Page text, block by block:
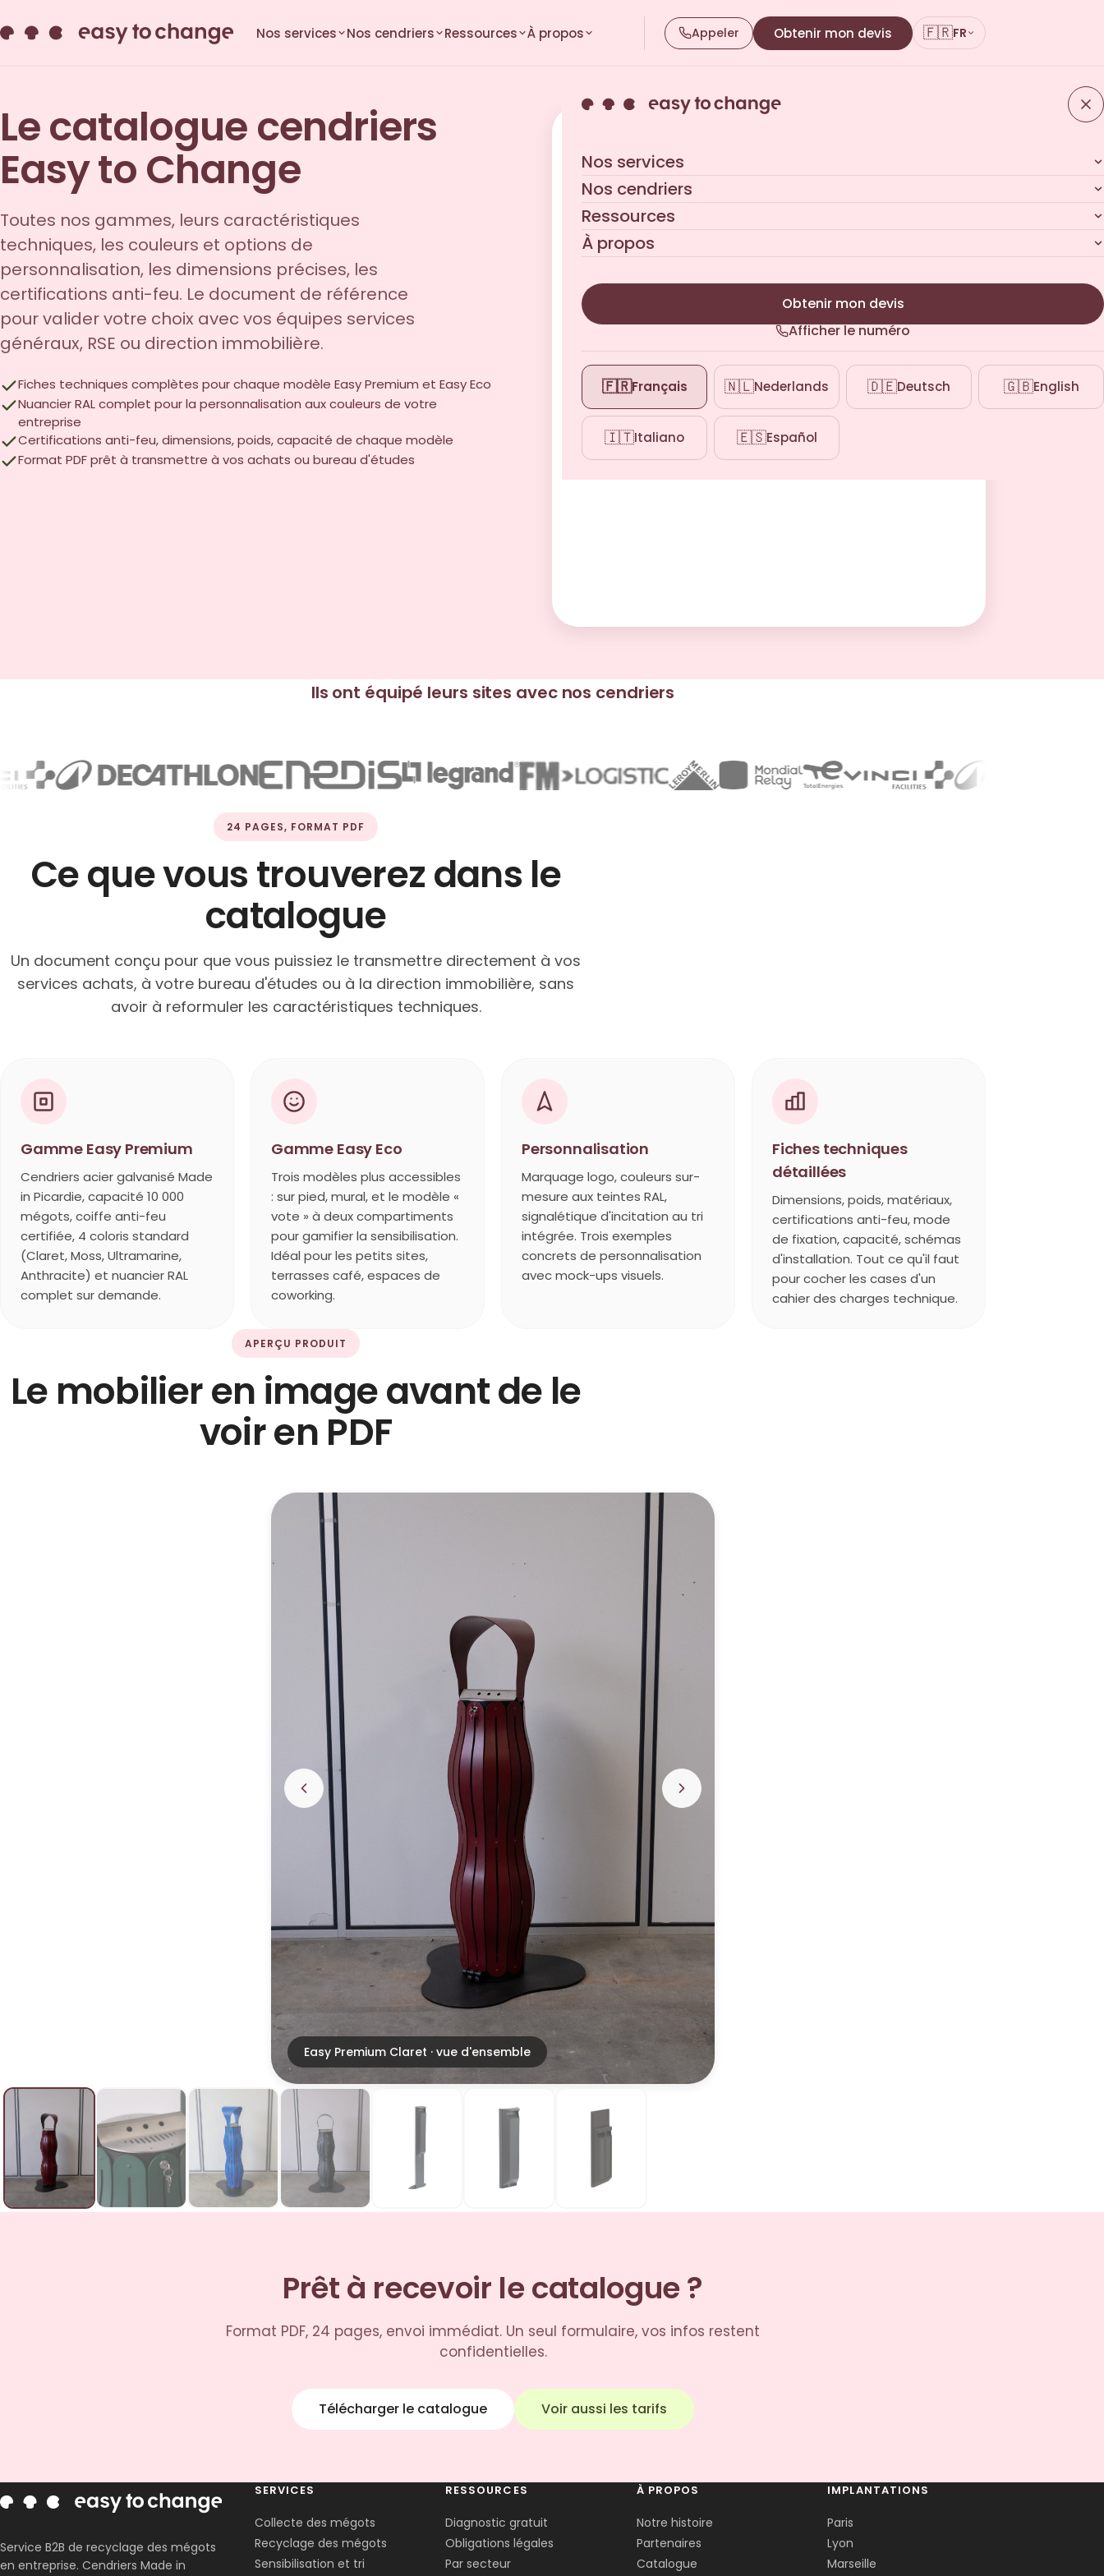
Nos services Nos cendriers Ressources À propos Appeler Obtenir mon devis 🇫🇷FR
Nos services
Nos cendriers
Ressources
À propos
Obtenir mon devis
Afficher le numéro
🇫🇷Français 🇳🇱Nederlands 🇩🇪Deutsch 🇬🇧English
🇮🇹Italiano 🇪🇸Español
Le catalogue cendriers
Easy to Change
Toutes nos gammes, leurs caractéristiques
techniques, les couleurs et options de
personnalisation, les dimensions précises, les
certifications anti-feu. Le document de référence
pour valider votre choix avec vos équipes services
généraux, RSE ou direction immobilière.
Fiches techniques complètes pour chaque modèle Easy Premium et Easy Eco
Nuancier RAL complet pour la personnalisation aux couleurs de votre
entreprise
Certifications anti-feu, dimensions, poids, capacité de chaque modèle
Format PDF prêt à transmettre à vos achats ou bureau d'études
Format PDF · Envoi immédiat · 24 pages
Ils ont équipé leurs sites avec nos cendriers
24 PAGES, FORMAT PDF
Ce que vous trouverez dans le
catalogue
Un document conçu pour que vous puissiez le transmettre directement à vos
services achats, à votre bureau d'études ou à la direction immobilière, sans
avoir à reformuler les caractéristiques techniques.
Gamme Easy Premium
Cendriers acier galvanisé Made
in Picardie, capacité 10 000
mégots, coiffe anti-feu
certifiée, 4 coloris standard
(Claret, Moss, Ultramarine,
Anthracite) et nuancier RAL
complet sur demande.
Gamme Easy Eco
Trois modèles plus accessibles
: sur pied, mural, et le modèle «
vote » à deux compartiments
pour gamifier la sensibilisation.
Idéal pour les petits sites,
terrasses café, espaces de
coworking.
Personnalisation
Marquage logo, couleurs sur-
mesure aux teintes RAL,
signalétique d'incitation au tri
intégrée. Trois exemples
concrets de personnalisation
avec mock-ups visuels.
Fiches techniques
détaillées
Dimensions, poids, matériaux,
certifications anti-feu, mode
de fixation, capacité, schémas
d'installation. Tout ce qu'il faut
pour cocher les cases d'un
cahier des charges technique.
APERÇU PRODUIT
Le mobilier en image avant de le
voir en PDF
Easy Premium Claret · vue d'ensemble
Prêt à recevoir le catalogue ?
Format PDF, 24 pages, envoi immédiat. Un seul formulaire, vos infos restent
confidentielles.
Télécharger le catalogue Voir aussi les tarifs
Service B2B de recyclage des mégots
en entreprise. Cendriers Made in
SERVICES
Collecte des mégots
Recyclage des mégots
Sensibilisation et tri
RESSOURCES
Diagnostic gratuit
Obligations légales
Par secteur
À PROPOS
Notre histoire
Partenaires
Catalogue
IMPLANTATIONS
Paris
Lyon
Marseille